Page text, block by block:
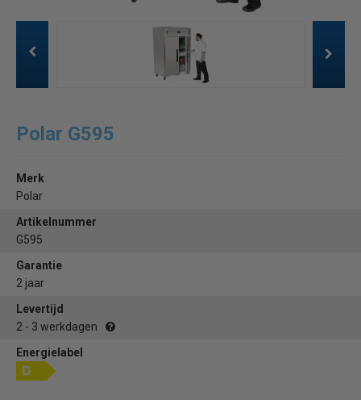
Polar G595
Merk
Polar
Artikelnummer
G595
Garantie
2 jaar
Levertijd
2 - 3 werkdagen
Energielabel